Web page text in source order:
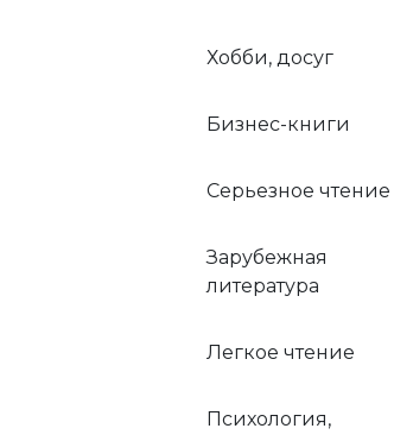
Хобби, досуг
Бизнес-книги
Серьезное чтение
Зарубежная
литература
Легкое чтение
Психология,